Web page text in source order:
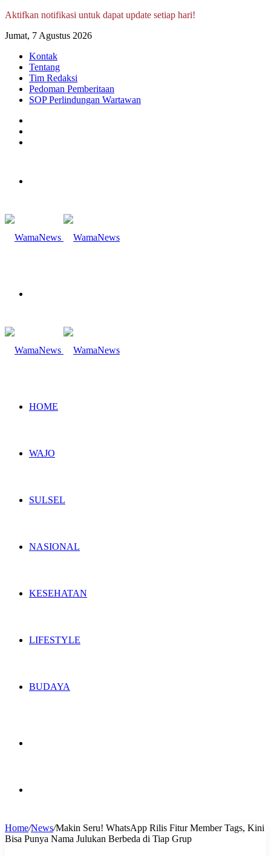
Aktifkan notifikasi untuk dapat update setiap hari!
Jumat, 7 Agustus 2026
Kontak
Tentang
Tim Redaksi
Pedoman Pemberitaan
SOP Perlindungan Wartawan
HOME
WAJO
SULSEL
NASIONAL
KESEHATAN
LIFESTYLE
BUDAYA
for
Home/News/Makin Seru! WhatsApp Rilis Fitur Member Tags, Kini
Bisa Punya Nama Julukan Berbeda di Tiap Grup